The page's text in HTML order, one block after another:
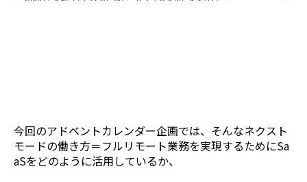
今回のアドベントカレンダー企画では、そんなネクスト
モードの働き方＝フルリモート業務を実現するためにSa
aSをどのように活用しているか、